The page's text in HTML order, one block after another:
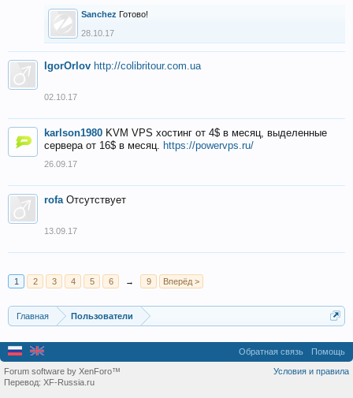
Sanchez Готово!
28.10.17
IgorOrlov http://colibritour.com.ua
02.10.17
karlson1980 KVM VPS хостинг от 4$ в месяц, выделенные
сервера от 16$ в месяц. https://powervps.ru/
26.09.17
rofa Отсутствует
13.09.17
1 2 3 4 5 6 → 9 Вперёд >
Главная Пользователи
Обратная связь Помощь
Условия и правила
Forum software by XenForo™
Перевод: XF-Russia.ru